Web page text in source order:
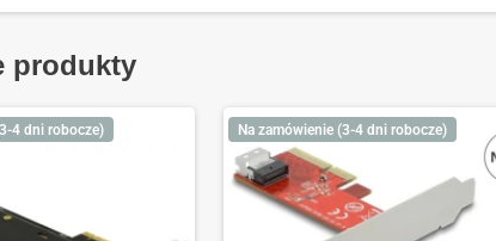
produkty
4 dni robocze) Na zamówienie (3-4 dni robocze)